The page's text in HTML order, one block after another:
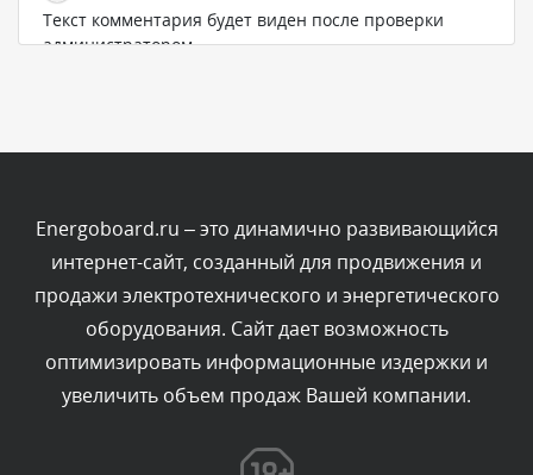
Текст комментария будет виден после проверки
администратором.
Комментарий проверяется
Текст комментария будет виден после проверки
администратором.
Сегодня, в 01:40
Комментарий проверяется
Текст комментария будет виден после проверки
Energoboard.ru – это динамично развивающийся
интернет-сайт, созданный для продвижения и
продажи электротехнического и энергетического
оборудования. Сайт дает возможность
оптимизировать информационные издержки и
увеличить объем продаж Вашей компании.